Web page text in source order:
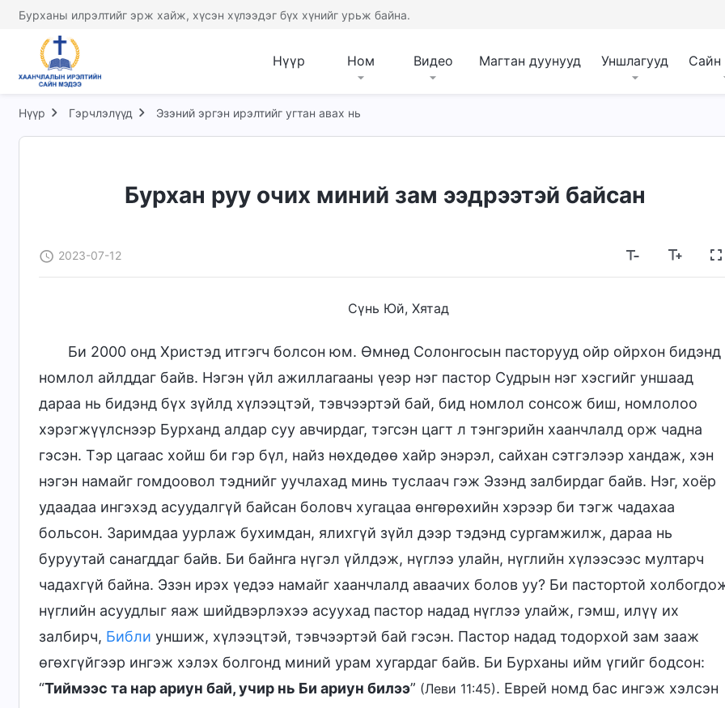
Бурханы илрэлтийг эрж хайж, хүсэн хүлээдэг бүх хүнийг урьж байна.
Нүүр Ном Видео Магтан дуунууд Уншлагууд Сайн
Нүүр Гэрчлэлүүд Эзэний эргэн ирэлтийг угтан авах нь
Бурхан руу очих миний зам ээдрээтэй байсан
2023-07-12
Сүнь Юй, Хятад
Би 2000 онд Христэд итгэгч болсон юм. Өмнөд Солонгосын пасторууд ойр ойрхон бидэнд
номлол айлддаг байв. Нэгэн үйл ажиллагааны үеэр нэг пастор Судрын нэг хэсгийг уншаад
дараа нь бидэнд бүх зүйлд хүлээцтэй, тэвчээртэй бай, бид номлол сонсож биш, номлолоо
хэрэгжүүлснээр Бурханд алдар суу авчирдаг, тэгсэн цагт л тэнгэрийн хаанчлалд орж чадна
гэсэн. Тэр цагаас хойш би гэр бүл, найз нөхдөдөө хайр энэрэл, сайхан сэтгэлээр хандаж, хэн
нэгэн намайг гомдоовол тэднийг уучлахад минь туслаач гэж Эзэнд залбирдаг байв. Нэг, хоёр
удаадаа ингэхэд асуудалгүй байсан боловч хугацаа өнгөрөхийн хэрээр би тэгж чадахаа
больсон. Заримдаа уурлаж бухимдан, ялихгүй зүйл дээр тэдэнд сургамжилж, дараа нь
буруутай санагддаг байв. Би байнга нүгэл үйлдэж, нүглээ улайн, нүглийн хүлээсээс мултарч
чадахгүй байна. Эзэн ирэх үедээ намайг хаанчлалд аваачих болов уу? Би пастортой
нүглийн асуудлыг яаж шийдвэрлэхээ асуухад пастор надад нүглээ улайж, гэмш, илүү их
залбирч, Библи уншиж, хүлээцтэй, тэвчээртэй бай гэсэн. Пастор надад тодорхой зам зааж
өгөхгүйгээр ингэж хэлэх болгонд миний урам хугардаг байв. Би Бурханы ийм үгийг бодсон:
“Тиймээс та нар ариун бай, учир нь Би ариун билээ” (Леви 11:45). Еврей номд бас ингэж хэлсэн